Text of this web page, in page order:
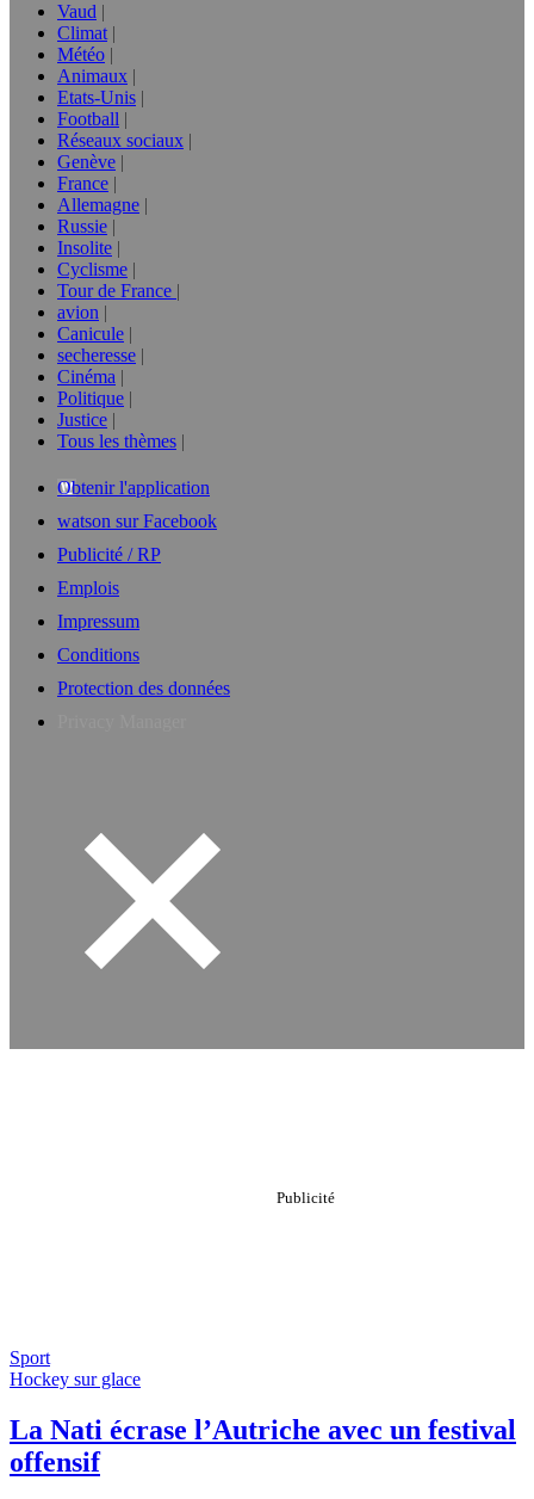
Vaud
Climat
Météo
Animaux
Etats-Unis
Football
Réseaux sociaux
Genève
France
Allemagne
Russie
Insolite
Cyclisme
Tour de France
avion
Canicule
secheresse
Cinéma
Politique
Justice
Tous les thèmes
Obtenir l'application
watson sur Facebook
Publicité / RP
Emplois
Impressum
Conditions
Protection des données
Sport
Hockey sur glace
La Nati écrase l’Autriche avec un festival
offensif